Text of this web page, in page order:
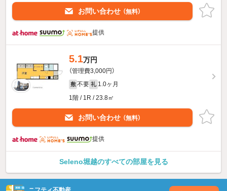
お問い合わせ （無料）
提供
5.1万円
（管理費3,000円）
敷 不要 礼 1.0ヶ月
1階 / 1R / 23.8㎡
お問い合わせ （無料）
提供
Seleno堀越のすべての部屋を見る